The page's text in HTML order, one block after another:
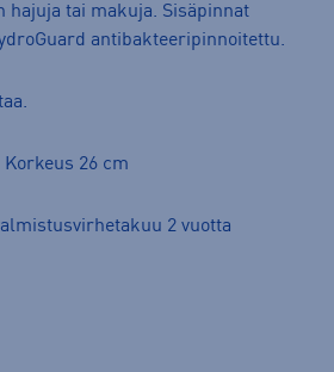
hajuja tai makuja. Sisäpinnat
antibakteeripinnoitettu.
Korkeus 26 cm
2 vuotta